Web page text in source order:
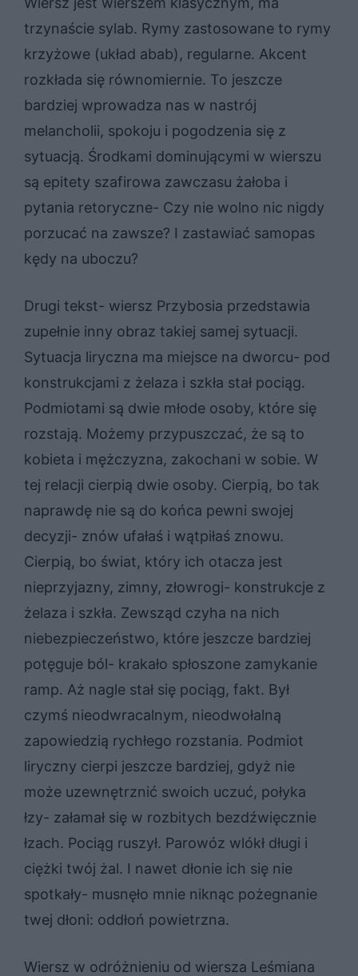
trzynaście sylab. Rymy zastosowane to rymy
krzyżowe (układ abab), regularne. Akcent
rozkłada się równomiernie. To jeszcze
bardziej wprowadza nas w nastrój
melancholii, spokoju i pogodzenia się z
sytuacją. Środkami dominującymi w wierszu
są epitety szafirowa zawczasu żałoba i
pytania retoryczne- Czy nie wolno nic nigdy
porzucać na zawsze? I zastawiać samopas
kędy na uboczu?
Drugi tekst- wiersz Przybosia przedstawia
zupełnie inny obraz takiej samej sytuacji.
Sytuacja liryczna ma miejsce na dworcu- pod
konstrukcjami z żelaza i szkła stał pociąg.
Podmiotami są dwie młode osoby, które się
rozstają. Możemy przypuszczać, że są to
kobieta i mężczyzna, zakochani w sobie. W
tej relacji cierpią dwie osoby. Cierpią, bo tak
naprawdę nie są do końca pewni swojej
decyzji- znów ufałaś i wątpiłaś znowu.
Cierpią, bo świat, który ich otacza jest
nieprzyjazny, zimny, złowrogi- konstrukcje z
żelaza i szkła. Zewsząd czyha na nich
niebezpieczeństwo, które jeszcze bardziej
potęguje ból- krakało spłoszone zamykanie
ramp. Aż nagle stał się pociąg, fakt. Był
czymś nieodwracalnym, nieodwołalną
zapowiedzią rychłego rozstania. Podmiot
liryczny cierpi jeszcze bardziej, gdyż nie
może uzewnętrznić swoich uczuć, połyka
łzy- załamał się w rozbitych bezdźwięcznie
łzach. Pociąg ruszył. Parowóz wlókł długi i
ciężki twój żal. I nawet dłonie ich się nie
spotkały- musnęło mnie niknąc pożegnanie
twej dłoni: oddłoń powietrzna.
Wiersz w odróżnieniu od wiersza Leśmiana